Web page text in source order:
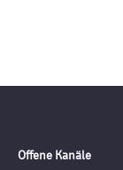
Offene Kanäle